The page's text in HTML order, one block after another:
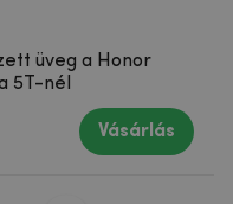
üveg a Honor
5T-nél
Vásárlás